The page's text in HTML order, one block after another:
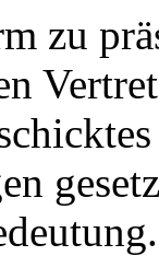
zu